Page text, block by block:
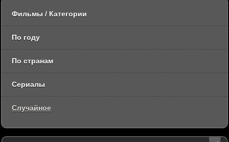
Фильмы / Категории
По году
По странам
Сериалы
Случайное